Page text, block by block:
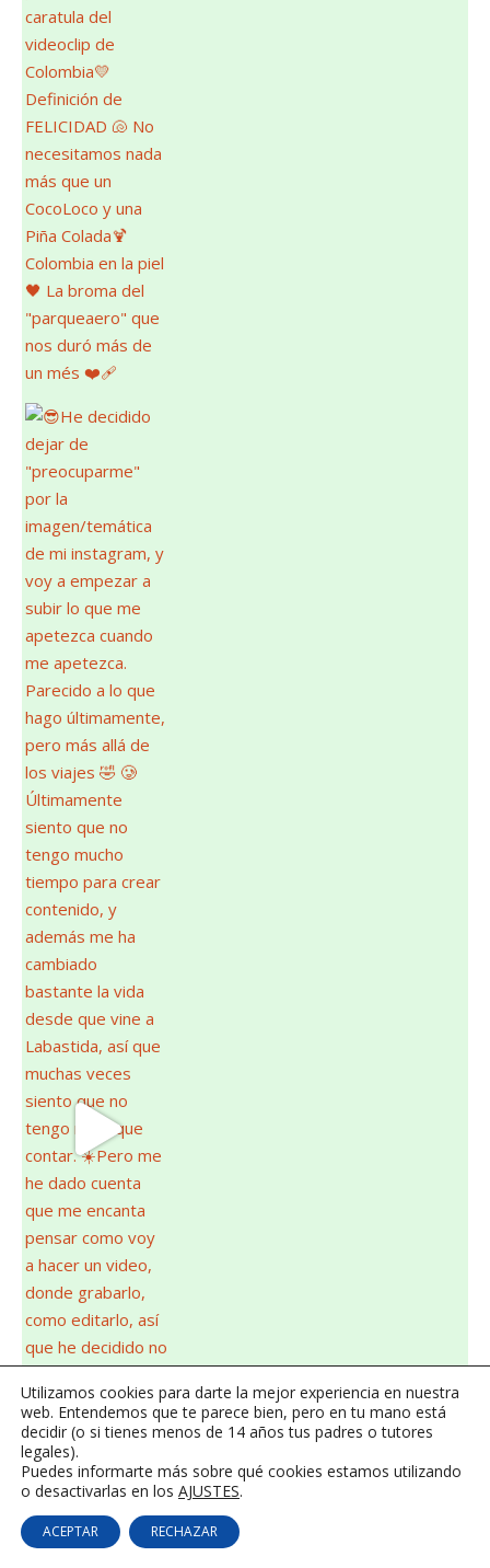
Utilizamos cookies para darte la mejor experiencia en nuestra
web. Entendemos que te parece bien, pero en tu mano está
decidir (o si tienes menos de 14 años tus padres o tutores
legales).
Puedes informarte más sobre qué cookies estamos utilizando
o desactivarlas en los AJUSTES.
ACEPTAR RECHAZAR